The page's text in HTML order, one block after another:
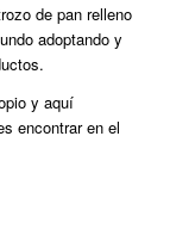
de pan relleno
adoptando y
y aquí
encontrar en el